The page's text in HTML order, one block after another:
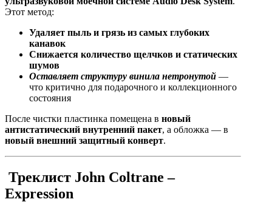
Этот метод:
Удаляет пыль и грязь из самых глубоких
канавок
Снижается количество щелчков и статических
шумов
Оставляет структуру винила нетронутой —
что критично для подарочного и коллекционного
состояния
После чистки пластинка помещена в новый
антистатический внутренний пакет, а обложка — в
новый внешний защитный конверт.
Треклист John Coltrane –
Expression